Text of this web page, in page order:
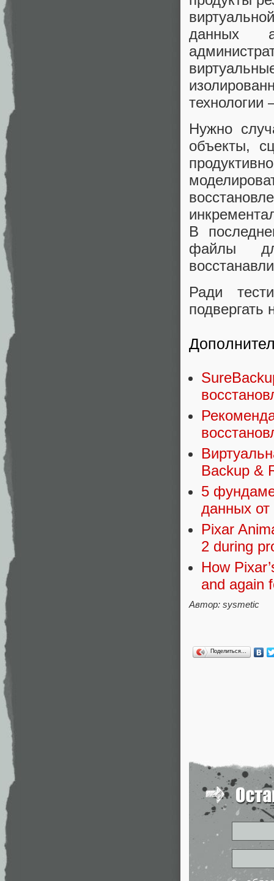
данных
Нужно
объекты,
В
файлы
Ради
подвергать
Backup &
5
данных от
Pixar
2 during
How
and again
Автор: sysmetic
Поделиться…